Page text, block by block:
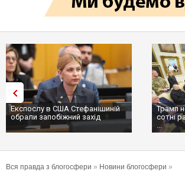
Експослу в США Стефанішиній
обрали запобіжний захід
Трамп
сотні
...
Вся правда з блогосфери » Новини блогосфери »